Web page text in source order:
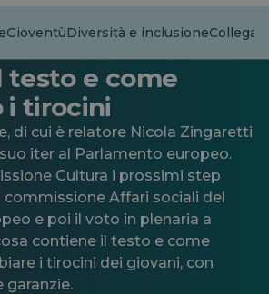
GioventùDiversità e inclusione
è la direttiva
Ue: cosa
testo e come
i tirocini
di cui è relatore Nicola Zingaretti
iter al Parlamento europeo.
Cultura i prossimi step
commissione Affari sociali del
e poi il voto in plenaria a
contiene il testo e come
i tirocini dei giovani, con
garanzie.